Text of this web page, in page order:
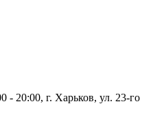
20:00, г. Харьков, ул. 23-го